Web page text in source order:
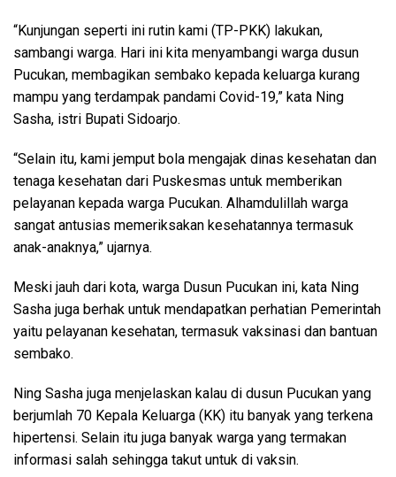
“Kunjungan seperti ini rutin kami (TP-PKK) lakukan,
sambangi warga. Hari ini kita menyambangi warga dusun
Pucukan, membagikan sembako kepada keluarga kurang
mampu yang terdampak pandami Covid-19,” kata Ning
Sasha, istri Bupati Sidoarjo.
“Selain itu, kami jemput bola mengajak dinas kesehatan dan
tenaga kesehatan dari Puskesmas untuk memberikan
pelayanan kepada warga Pucukan. Alhamdulillah warga
sangat antusias memeriksakan kesehatannya termasuk
anak-anaknya,” ujarnya.
Meski jauh dari kota, warga Dusun Pucukan ini, kata Ning
Sasha juga berhak untuk mendapatkan perhatian Pemerintah
yaitu pelayanan kesehatan, termasuk vaksinasi dan bantuan
sembako.
Ning Sasha juga menjelaskan kalau di dusun Pucukan yang
berjumlah 70 Kepala Keluarga (KK) itu banyak yang terkena
hipertensi. Selain itu juga banyak warga yang termakan
informasi salah sehingga takut untuk di vaksin.